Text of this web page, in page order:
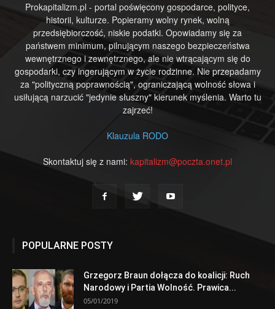
Prokapitalizm.pl - portal poświęcony gospodarce, polityce,
historii, kulturze. Popieramy wolny rynek, wolną
przedsiębiorczość, niskie podatki. Opowiadamy się za
państwem minimum, pilnującym naszego bezpieczeństwa
wewnętrznego i zewnętrznego, ale nie wtrącającym się do
gospodarki, czy ingerującym w życie rodzinne. Nie przepadamy
za "polityczną poprawnością", ograniczającą wolność słowa i
usiłującą narzucić "jedynie słuszny" kierunek myślenia. Warto tu
zajrzeć!
Klauzula RODO
Skontaktuj się z nami: kapitalizm@poczta.onet.pl
POPULARNE POSTY
Grzegorz Braun dołącza do koalicji: Ruch
Narodowy i Partia Wolność. Prawica...
05/01/2019